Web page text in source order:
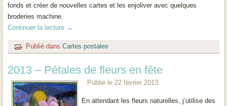
fonds et créer de nouvelles cartes et les enjoliver avec quelques
broderies machine.
Continuer la lecture →
Publié dans Cartes postales
2013 – Pétales de fleurs en fête
Publié le 22 février 2013
En attendant les fleurs naturelles, j’utilise des